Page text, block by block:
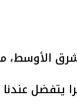
الأوسط،
يتفضل